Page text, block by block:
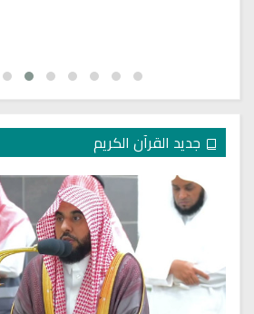
جديد القرآن الكريم